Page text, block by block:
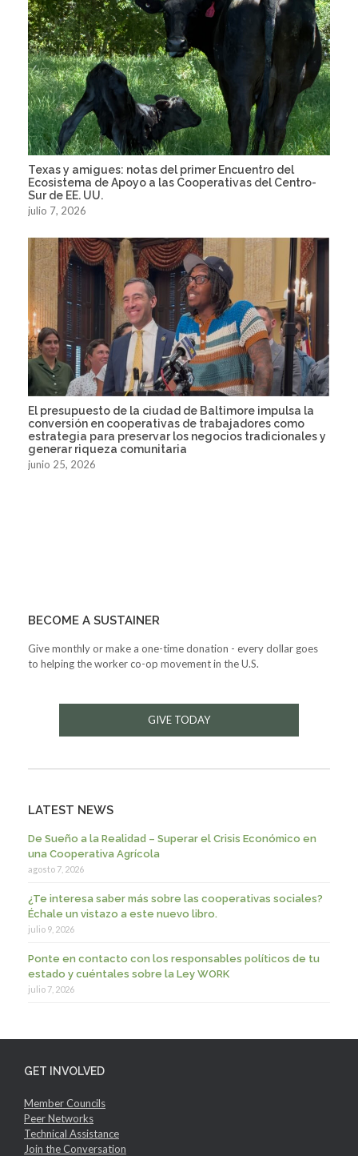
Texas y amigues: notas del primer Encuentro del
Ecosistema de Apoyo a las Cooperativas del Centro-
Sur de EE. UU.
julio 7, 2026
El presupuesto de la ciudad de Baltimore impulsa la
conversión en cooperativas de trabajadores como
estrategia para preservar los negocios tradicionales y
generar riqueza comunitaria
junio 25, 2026
BECOME A SUSTAINER
Give monthly or make a one-time donation - every dollar goes
to helping the worker co-op movement in the U.S.
GIVE TODAY
LATEST NEWS
De Sueño a la Realidad – Superar el Crisis Económico en
una Cooperativa Agrícola
agosto 7, 2026
¿Te interesa saber más sobre las cooperativas sociales?
Échale un vistazo a este nuevo libro.
julio 9, 2026
Ponte en contacto con los responsables políticos de tu
estado y cuéntales sobre la Ley WORK
julio 7, 2026
GET INVOLVED
Member Councils
Peer Networks
Technical Assistance
Join the Conversation